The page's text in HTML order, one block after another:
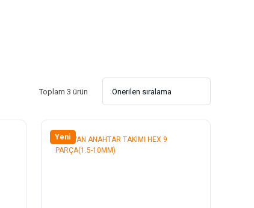
Toplam 3 ürün
Yeni